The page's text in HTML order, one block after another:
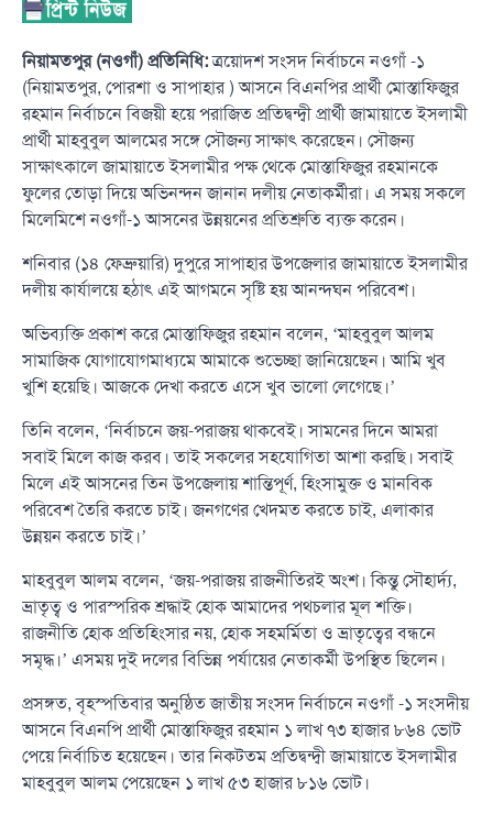
নিয়ামতপুর (নওগাঁ) প্রতিনিধি:ত্রয়োদশ সংসদ নির্বাচনে নওগাঁ -১
(নিয়ামতপুর, পোরশা ও সাপাহার ) আসনে বিএনপির প্রার্থী মোস্তাফিজুর
রহমান নির্বাচনে বিজয়ী হয়ে পরাজিত প্রতিদ্বন্দ্বী প্রার্থী জামায়াতে ইসলামী
প্রার্থী মাহবুবুল আলমের সঙ্গে সৌজন্য সাক্ষাৎ করেছেন। সৌজন্য
সাক্ষাৎকালে জামায়াতে ইসলামীর পক্ষ থেকে মোস্তাফিজুর রহমানকে
ফুলের তোড়া দিয়ে অভিনন্দন জানান দলীয় নেতাকর্মীরা। এ সময় সকলে
মিলেমিশে নওগাঁ-১ আসনের উন্নয়নের প্রতিশ্রুতি ব্যক্ত করেন।
শনিবার (১৪ ফেব্রুয়ারি) দুপুরে সাপাহার উপজেলার জামায়াতে ইসলামীর
দলীয় কার্যালয়ে হঠাৎ এই আগমনে সৃষ্টি হয় আনন্দঘন পরিবেশ।
অভিব্যক্তি প্রকাশ করে মোস্তাফিজুর রহমান বলেন, ‘মাহবুবুল আলম
সামাজিক যোগাযোগমাধ্যমে আমাকে শুভেচ্ছা জানিয়েছেন। আমি খুব
খুশি হয়েছি। আজকে দেখা করতে এসে খুব ভালো লেগেছে।’
তিনি বলেন, ‘নির্বাচনে জয়-পরাজয় থাকবেই। সামনের দিনে আমরা
সবাই মিলে কাজ করব। তাই সকলের সহযোগিতা আশা করছি। সবাই
মিলে এই আসনের তিন উপজেলায় শান্তিপূর্ণ, হিংসামুক্ত ও মানবিক
পরিবেশ তৈরি করতে চাই। জনগণের খেদমত করতে চাই, এলাকার
উন্নয়ন করতে চাই।’
মাহবুবুল আলম বলেন, ‘জয়-পরাজয় রাজনীতিরই অংশ। কিন্তু সৌহার্দ্য,
ভ্রাতৃত্ব ও পারস্পরিক শ্রদ্ধাই হোক আমাদের পথচলার মূল শক্তি।
রাজনীতি হোক প্রতিহিংসার নয়, হোক সহমর্মিতা ও ভ্রাতৃত্বের বন্ধনে
সমৃদ্ধ।’ এসময় দুই দলের বিভিন্ন পর্যায়ের নেতাকর্মী উপস্থিত ছিলেন।
প্রসঙ্গত, বৃহস্পতিবার অনুষ্ঠিত জাতীয় সংসদ নির্বাচনে নওগাঁ -১ সংসদীয়
আসনে বিএনপি প্রার্থী মোস্তাফিজুর রহমান ১ লাখ ৭৩ হাজার ৮৬৪ ভোট
পেয়ে নির্বাচিত হয়েছেন। তার নিকটতম প্রতিদ্বন্দ্বী জামায়াতে ইসলামীর
মাহবুবুল আলম পেয়েছেন ১ লাখ ৫৩ হাজার ৮১৬ ভোট।